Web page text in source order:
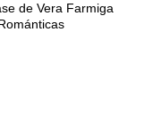
de Vera Farmiga